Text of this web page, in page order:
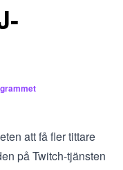
att få fler tittare
på Twitch-tjänsten